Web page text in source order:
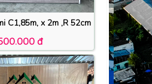
C1,85m, x 2m ,R 52cm
đ